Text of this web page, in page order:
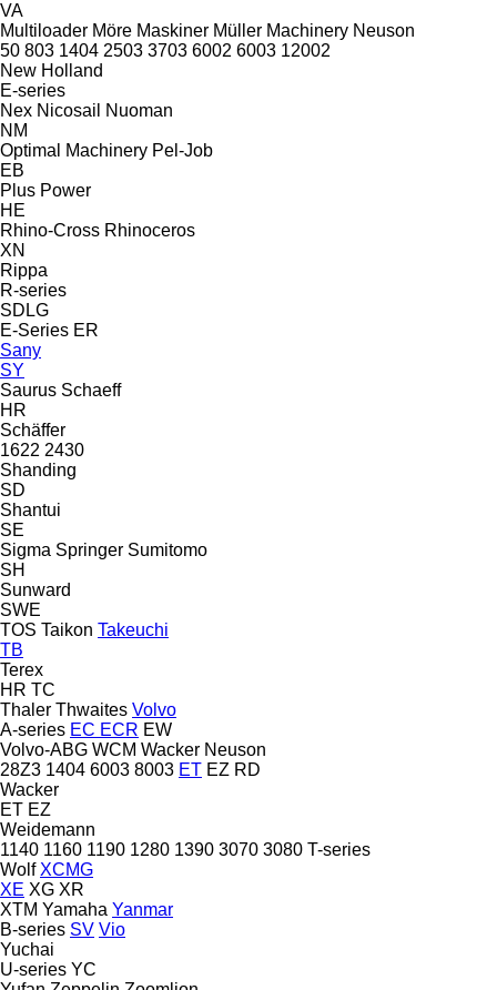
VA
Multiloader Möre Maskiner Müller Machinery Neuson
50 803 1404 2503 3703 6002 6003 12002
New Holland
E-series
Nex Nicosail
Nuoman
NM
Optimal Machinery Pel-Job
EB
Plus Power
HE
Rhino-Cross Rhinoceros
XN
Rippa
R-series
SDLG
E-Series ER
Sany
SY
Saurus Schaeff
HR
Schäffer
1622 2430
Shanding
SD
Shantui
SE
Sigma Springer Sumitomo
SH
Sunward
SWE
TOS Taikon Takeuchi
TB
Terex
HR TC
Thaler Thwaites Volvo
A-series EC ECR EW
Volvo-ABG WCM Wacker Neuson
28Z3 1404 6003 8003 ET EZ RD
Wacker
ET EZ
Weidemann
1140 1160 1190 1280 1390 3070 3080 T-series
Wolf XCMG
XE XG XR
XTM Yamaha Yanmar
B-series SV Vio
Yuchai
U-series YC